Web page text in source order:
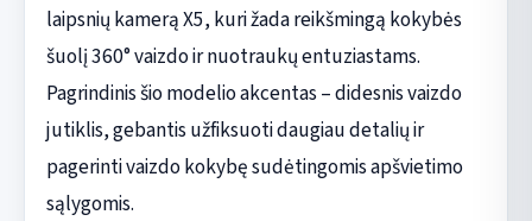
laipsnių kamerą X5, kuri žada reikšmingą kokybės
šuolį 360° vaizdo ir nuotraukų entuziastams.
Pagrindinis šio modelio akcentas – didesnis vaizdo
jutiklis, gebantis užfiksuoti daugiau detalių ir
pagerinti vaizdo kokybę sudėtingomis apšvietimo
sąlygomis.